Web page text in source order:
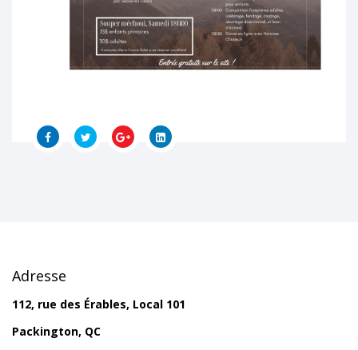
Adresse
112, rue des Érables, Local 101
Packington, QC